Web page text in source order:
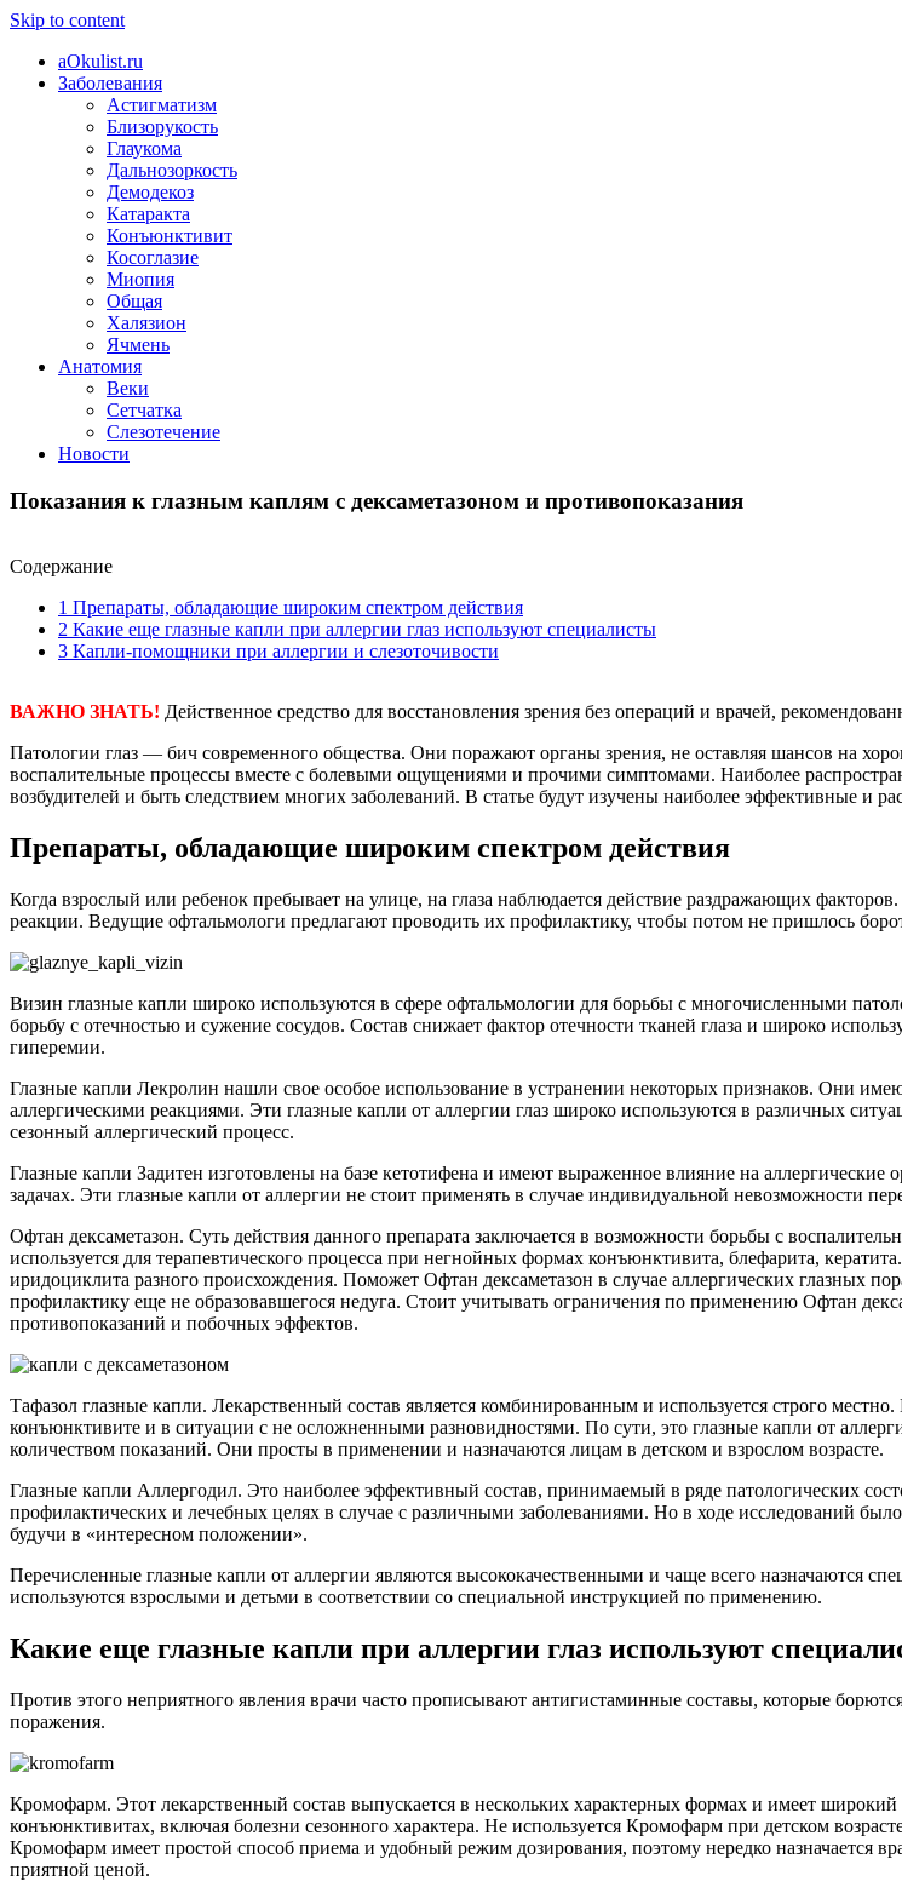
Skip to content
aOkulist.ru
Заболевания
Астигматизм
Близорукость
Глаукома
Дальнозоркость
Демодекоз
Катаракта
Конъюнктивит
Косоглазие
Миопия
Общая
Халязион
Ячмень
Анатомия
Веки
Сетчатка
Слезотечение
Новости
Показания к глазным каплям с дексаметазоном и противопоказания
Содержание
1 Препараты, обладающие широким спектром действия
2 Какие еще глазные капли при аллергии глаз используют специалисты
3 Капли-помощники при аллергии и слезоточивости
ВАЖНО ЗНАТЬ! Действенное средство для восстановления зрения без операций и врачей,
Патологии глаз — бич современного общества. Они поражают органы зрения, не оставляя шансов на
воспалительные процессы вместе с болевыми ощущениями и прочими симптомами. Наиболее
возбудителей и быть следствием многих заболеваний. В статье будут изучены наиболее эффективные и
Препараты, обладающие широким спектром действия
Когда взрослый или ребенок пребывает на улице, на глаза наблюдается действие раздражающих
реакции. Ведущие офтальмологи предлагают проводить их профилактику, чтобы потом не пришлось
Визин глазные капли широко используются в сфере офтальмологии для борьбы с многочисленными
борьбу с отечностью и сужение сосудов. Состав снижает фактор отечности тканей глаза и широко
гиперемии.
Глазные капли Лекролин нашли свое особое использование в устранении некоторых признаков. Они
аллергическими реакциями. Эти глазные капли от аллергии глаз широко используются в различных
сезонный аллергический процесс.
Глазные капли Задитен изготовлены на базе кетотифена и имеют выраженное влияние на
задачах. Эти глазные капли от аллергии не стоит применять в случае индивидуальной невозможности
Офтан дексаметазон. Суть действия данного препарата заключается в возможности борьбы с
используется для терапевтического процесса при негнойных формах конъюнктивита, блефарита,
иридоциклита разного происхождения. Поможет Офтан дексаметазон в случае аллергических глазных
профилактику еще не образовавшегося недуга. Стоит учитывать ограничения по применению Офтан
противопоказаний и побочных эффектов.
Тафазол глазные капли. Лекарственный состав является комбинированным и используется строго
конъюнктивите и в ситуации с не осложненными разновидностями. По сути, это глазные капли от
количеством показаний. Они просты в применении и назначаются лицам в детском и взрослом возрасте.
Глазные капли Аллергодил. Это наиболее эффективный состав, принимаемый в ряде патологических
профилактических и лечебных целях в случае с различными заболеваниями. Но в ходе исследований
будучи в «интересном положении».
Перечисленные глазные капли от аллергии являются высококачественными и чаще всего назначаются
используются взрослыми и детьми в соответствии со специальной инструкцией по применению.
Какие еще глазные капли при аллергии глаз используют
Против этого неприятного явления врачи часто прописывают антигистаминные составы, которые
поражения.
Кромофарм. Этот лекарственный состав выпускается в нескольких характерных формах и имеет
конъюнктивитах, включая болезни сезонного характера. Не используется Кромофарм при детском
Кромофарм имеет простой способ приема и удобный режим дозирования, поэтому нередко назначается
приятной ценой.